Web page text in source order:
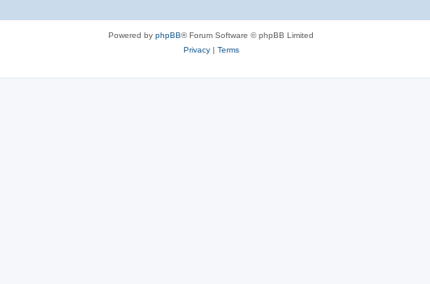
Powered by phpBB® Forum Software © phpBB Limited
Privacy| Terms